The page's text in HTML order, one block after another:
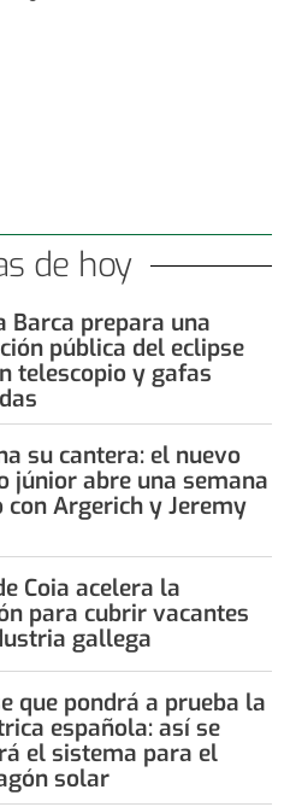
de hoy
Barca prepara una
pública del eclipse
telescopio y gafas
su cantera: el nuevo
júnior abre una semana
con Argerich y Jeremy
Coia acelera la
para cubrir vacantes
gallega
que pondrá a prueba la
española: así se
el sistema para el
solar